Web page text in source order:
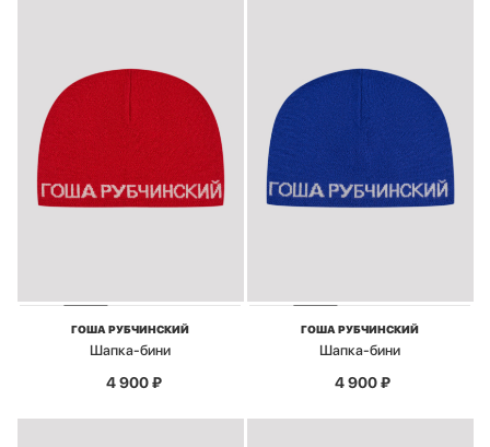
ГОША РУБЧИНСКИЙ
Шапка-бини
4 900₽
ГОША РУБЧИНСКИЙ
Шапка-бини
4 900₽